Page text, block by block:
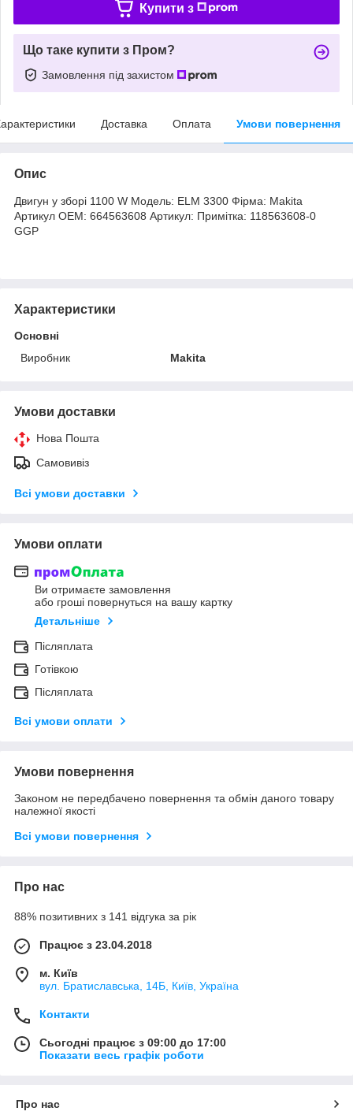
Купити з
Що таке купити з Пром?
Замовлення під захистом
Доставка Оплата Умови повернення
Опис
Двигун у зборі 1100 W Модель: ELM 3300 Фірма: Makita
Артикул OEM: 664563608 Артикул: Примітка: 118563608-0
GGP
Характеристики
Основні
Виробник
Makita
Умови доставки
Нова Пошта
Самовивіз
Всі умови доставки
Умови оплати
Ви отримаєте замовлення
або гроші повернуться на вашу картку
Детальніше
Післяплата
Готівкою
Післяплата
Всі умови оплати
Умови повернення
Законом не передбачено повернення та обмін даного товару
належної якості
Всі умови повернення
Про нас
88% позитивних з 141 відгука за рік
Працює з 23.04.2018
м. Київ
вул. Братиславська, 14Б, Київ, Україна
Контакти
Сьогодні працює з 09:00 до 17:00
Показати весь графік роботи
Про нас